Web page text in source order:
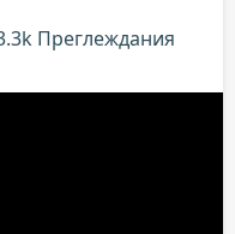
Преглеждания